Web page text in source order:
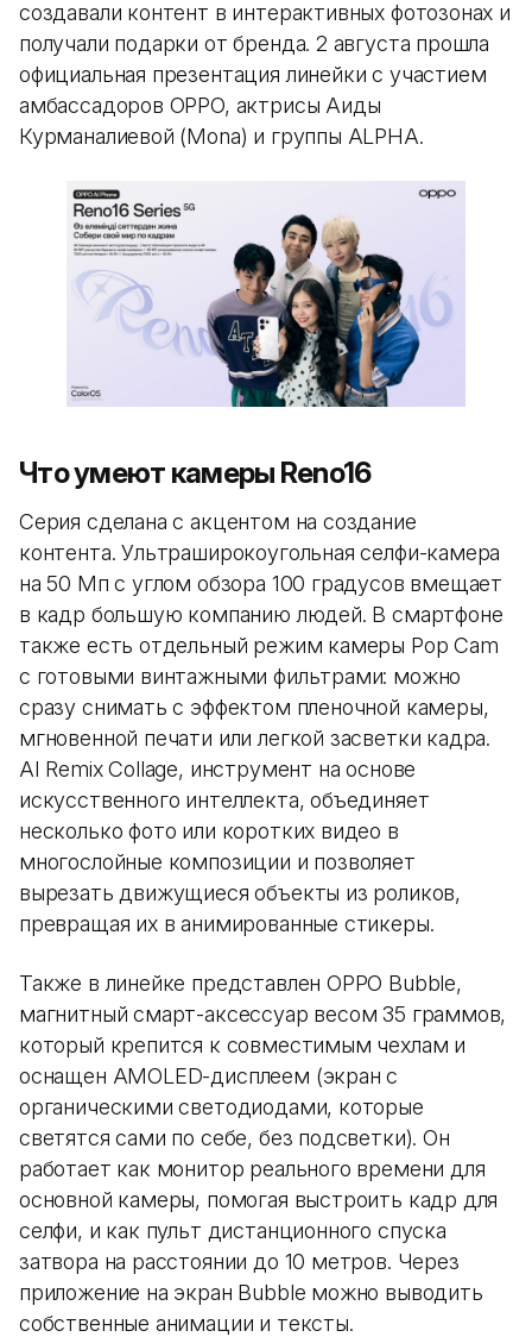
создавали контент в интерактивных фотозонах и
получали подарки от бренда. 2 августа прошла
официальная презентация линейки с участием
амбассадоров OPPO, актрисы Аиды
Курманалиевой (Mona) и группы ALPHA.
Что умеют камеры Reno16
Серия сделана с акцентом на создание
контента. Ультраширокоугольная селфи-камера
на 50 Мп с углом обзора 100 градусов вмещает
в кадр большую компанию людей. В смартфоне
также есть отдельный режим камеры Pop Cam
с готовыми винтажными фильтрами: можно
сразу снимать с эффектом пленочной камеры,
мгновенной печати или легкой засветки кадра.
AI Remix Collage, инструмент на основе
искусственного интеллекта, объединяет
несколько фото или коротких видео в
многослойные композиции и позволяет
вырезать движущиеся объекты из роликов,
превращая их в анимированные стикеры.
Также в линейке представлен OPPO Bubble,
магнитный смарт-аксессуар весом 35 граммов,
который крепится к совместимым чехлам и
оснащен AMOLED-дисплеем (экран с
органическими светодиодами, которые
светятся сами по себе, без подсветки). Он
работает как монитор реального времени для
основной камеры, помогая выстроить кадр для
селфи, и как пульт дистанционного спуска
затвора на расстоянии до 10 метров. Через
приложение на экран Bubble можно выводить
собственные анимации и тексты.